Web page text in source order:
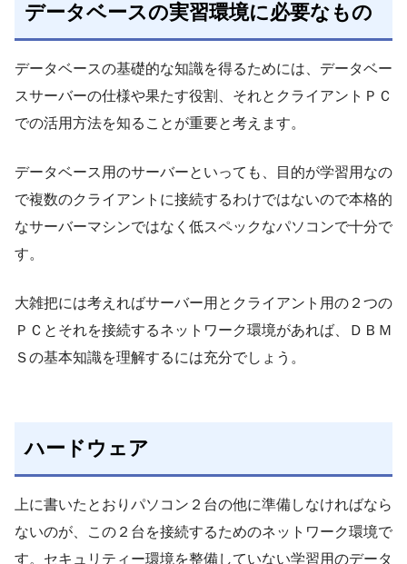
データベースの実習環境に必要なもの
データベースの基礎的な知識を得るためには、データベー
スサーバーの仕様や果たす役割、それとクライアントＰＣ
での活用方法を知ることが重要と考えます。
データベース用のサーバーといっても、目的が学習用なの
で複数のクライアントに接続するわけではないので本格的
なサーバーマシンではなく低スペックなパソコンで十分で
す。
大雑把には考えればサーバー用とクライアント用の２つの
ＰＣとそれを接続するネットワーク環境があれば、ＤＢＭ
Ｓの基本知識を理解するには充分でしょう。
ハードウェア
上に書いたとおりパソコン２台の他に準備しなければなら
ないのが、この２台を接続するためのネットワーク環境で
す。セキュリティー環境を整備していない学習用のデータ